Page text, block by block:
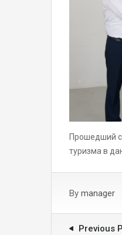
Прошедший
туризма в
By manager
Previous